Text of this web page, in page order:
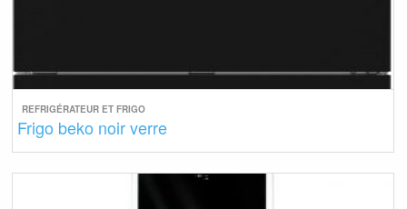
REFRIGÉRATEUR ET FRIGO
Frigo beko noir verre